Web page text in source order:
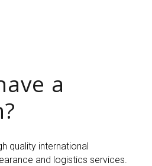
a
quality international
and logistics services.